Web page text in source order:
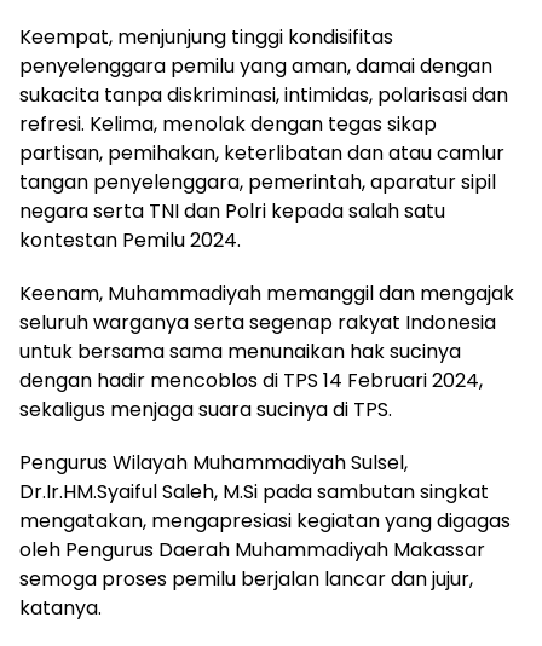
Keempat, menjunjung tinggi kondisifitas
penyelenggara pemilu yang aman, damai dengan
sukacita tanpa diskriminasi, intimidas, polarisasi dan
refresi. Kelima, menolak dengan tegas sikap
partisan, pemihakan, keterlibatan dan atau camlur
tangan penyelenggara, pemerintah, aparatur sipil
negara serta TNI dan Polri kepada salah satu
kontestan Pemilu 2024.
Keenam, Muhammadiyah memanggil dan mengajak
seluruh warganya serta segenap rakyat Indonesia
untuk bersama sama menunaikan hak sucinya
dengan hadir mencoblos di TPS 14 Februari 2024,
sekaligus menjaga suara sucinya di TPS.
Pengurus Wilayah Muhammadiyah Sulsel,
Dr.Ir.HM.Syaiful Saleh, M.Si pada sambutan singkat
mengatakan, mengapresiasi kegiatan yang digagas
oleh Pengurus Daerah Muhammadiyah Makassar
semoga proses pemilu berjalan lancar dan jujur,
katanya.